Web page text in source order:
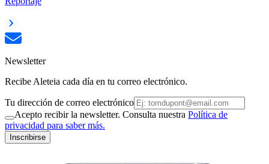
Newsletter
Recibe Aleteia cada día en tu correo electrónico.
Tu dirección de correo electrónico
Acepto recibir la newsletter. Consulta nuestra Política de
privacidad para saber más.
Inscribirse